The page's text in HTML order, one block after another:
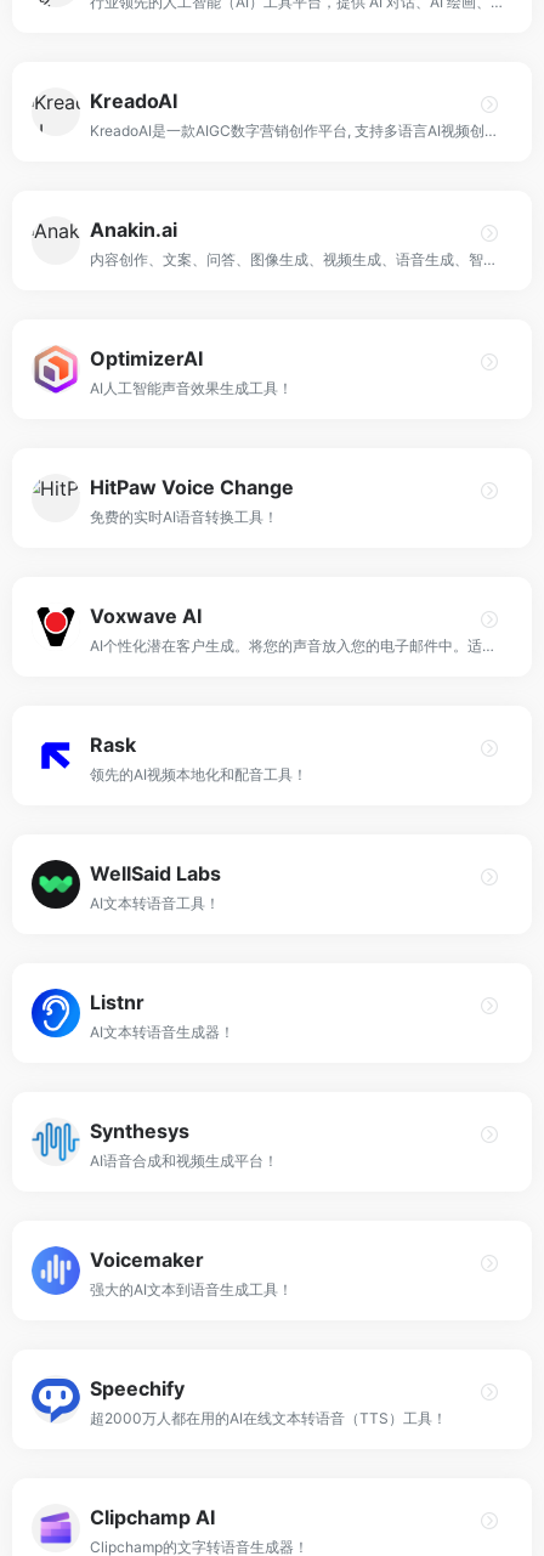
KreadoAI
KreadoAI是一款AIGC数字营销创作平台, 支持多语言AI视频创作; 只需输入文本或关键词, 即可创作真实/虚拟人物的多语言口播视频, 为创作者提供AI赋能。
Anakin.ai
内容创作、文案、问答、图像生成、视频生成、语音生成、智能Agent、自动化工作流、自定义AI应用，定制你专属的 AI 应用工作台！
OptimizerAI
AI人工智能声音效果生成工具！
HitPaw Voice Change
免费的实时AI语音转换工具！
Voxwave AI
AI个性化潜在客户生成。将您的声音放入您的电子邮件中。适用于任何邮件程序。
Rask
领先的AI视频本地化和配音工具！
WellSaid Labs
AI文本转语音工具！
Listnr
AI文本转语音生成器！
Synthesys
AI语音合成和视频生成平台！
Voicemaker
强大的AI文本到语音生成工具！
Speechify
超2000万人都在用的AI在线文本转语音（TTS）工具！
Clipchamp AI
Clipchamp的文字转语音生成器！